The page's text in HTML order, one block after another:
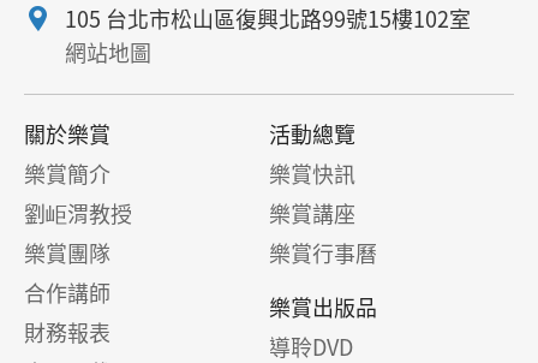
105 台北市松山區復興北路99號15樓102室
網站地圖
關於樂賞
樂賞簡介
劉岠渭教授
樂賞團隊
合作講師
財務報表
活動總覽
樂賞快訊
樂賞講座
樂賞行事曆
樂賞出版品
導聆DVD